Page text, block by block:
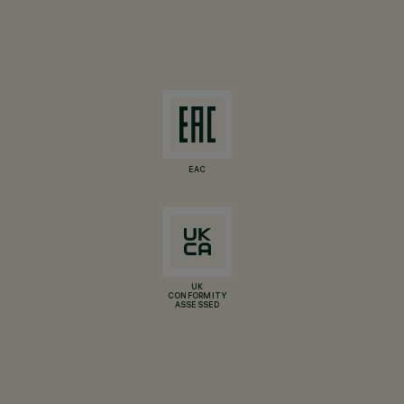
EAC
UK
CONFORMITY
ASSESSED